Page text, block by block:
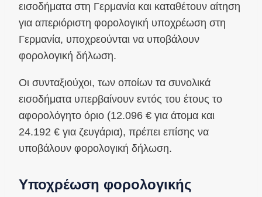
εισοδήματα στη Γερμανία και καταθέτουν αίτηση
για απεριόριστη φορολογική υποχρέωση στη
Γερμανία, υποχρεούνται να υποβάλουν
φορολογική δήλωση.
Οι συνταξιούχοι, των οποίων τα συνολικά
εισοδήματα υπερβαίνουν εντός του έτους το
αφορολόγητο όριο (12.096 € για άτομα και
24.192 € για ζευγάρια), πρέπει επίσης να
υποβάλουν φορολογική δήλωση.
Υποχρέωση φορολογικής